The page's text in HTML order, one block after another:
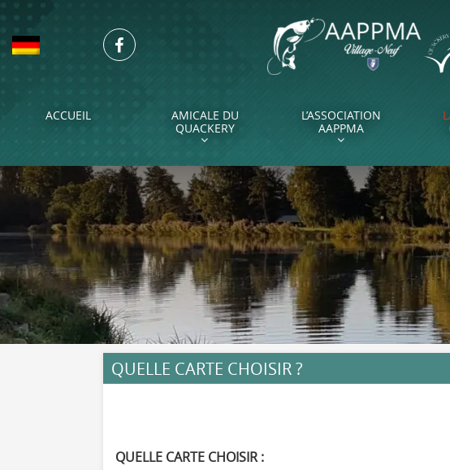
contenu
Facebook
ACCUEIL
AMICALE DU
QUACKERY
L’ASSOCIATION
AAPPMA
QUELLE CARTE CHOISIR ?
QUELLE CARTE CHOISIR :